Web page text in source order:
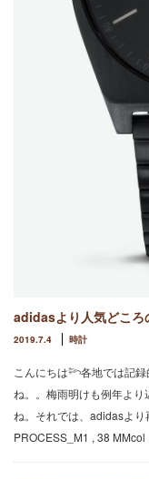
adidasより人気どころ
2019.7.4 時計
こんにちは𓆸各地では記
ね。。梅雨明けも例年よ
ね。それでは、adidasよ
PROCESS_M1 , 38